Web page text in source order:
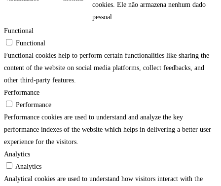
cookies. Ele não armazena nenhum dado
pessoal.
Functional
Functional
Functional cookies help to perform certain functionalities like sharing the
content of the website on social media platforms, collect feedbacks, and
other third-party features.
Performance
Performance
Performance cookies are used to understand and analyze the key
performance indexes of the website which helps in delivering a better user
experience for the visitors.
Analytics
Analytics
Analytical cookies are used to understand how visitors interact with the